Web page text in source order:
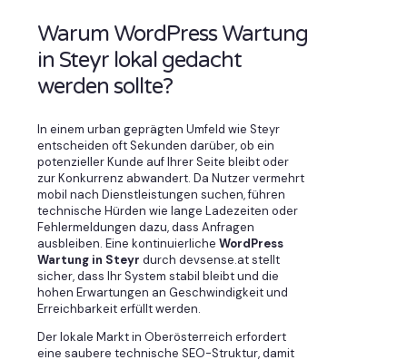
Warum WordPress Wartung
in Steyr lokal gedacht
werden sollte?
In einem urban geprägten Umfeld wie Steyr
entscheiden oft Sekunden darüber, ob ein
potenzieller Kunde auf Ihrer Seite bleibt oder
zur Konkurrenz abwandert. Da Nutzer vermehrt
mobil nach Dienstleistungen suchen, führen
technische Hürden wie lange Ladezeiten oder
Fehlermeldungen dazu, dass Anfragen
ausbleiben. Eine kontinuierliche WordPress
Wartung in Steyr durch devsense.at stellt
sicher, dass Ihr System stabil bleibt und die
hohen Erwartungen an Geschwindigkeit und
Erreichbarkeit erfüllt werden.
Der lokale Markt in Oberösterreich erfordert
eine saubere technische SEO-Struktur, damit